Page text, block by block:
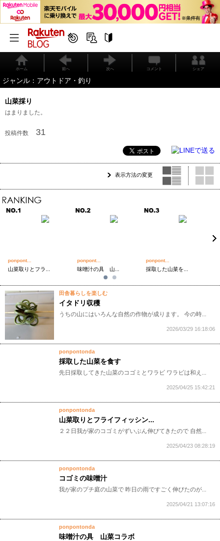
ホーム 前へ 次へ コメント シェア
ジャンル：アウトドア・釣り
山菜採り
はまりました。
投稿件数 31
表示方法の変更
ponpont...
山菜取りとフラ...
ponpont...
味噌汁の具 山...
ponpont...
採取した山菜を...
田舎暮らしを楽しむ
イタドリ収穫
うちの山にはいろんな自然の作物が成ります。 今の時...
2026/03/29 16:18:06
ponpontonda
採取した山菜を食す
先日採取してきた山菜のコゴミとワラビ ワラビは和え...
2025/04/25 15:42:21
ponpontonda
山菜取りとフライフィッシン...
２２日我が家のコゴミがずいぶん伸びてきたので 自然...
2025/04/23 08:28:19
ponpontonda
コゴミの味噌汁
我が家のプチ庭の山菜で 昨日の雨ですごく伸びたのが...
2025/04/21 13:07:16
ponpontonda
味噌汁の具 山菜コラボ